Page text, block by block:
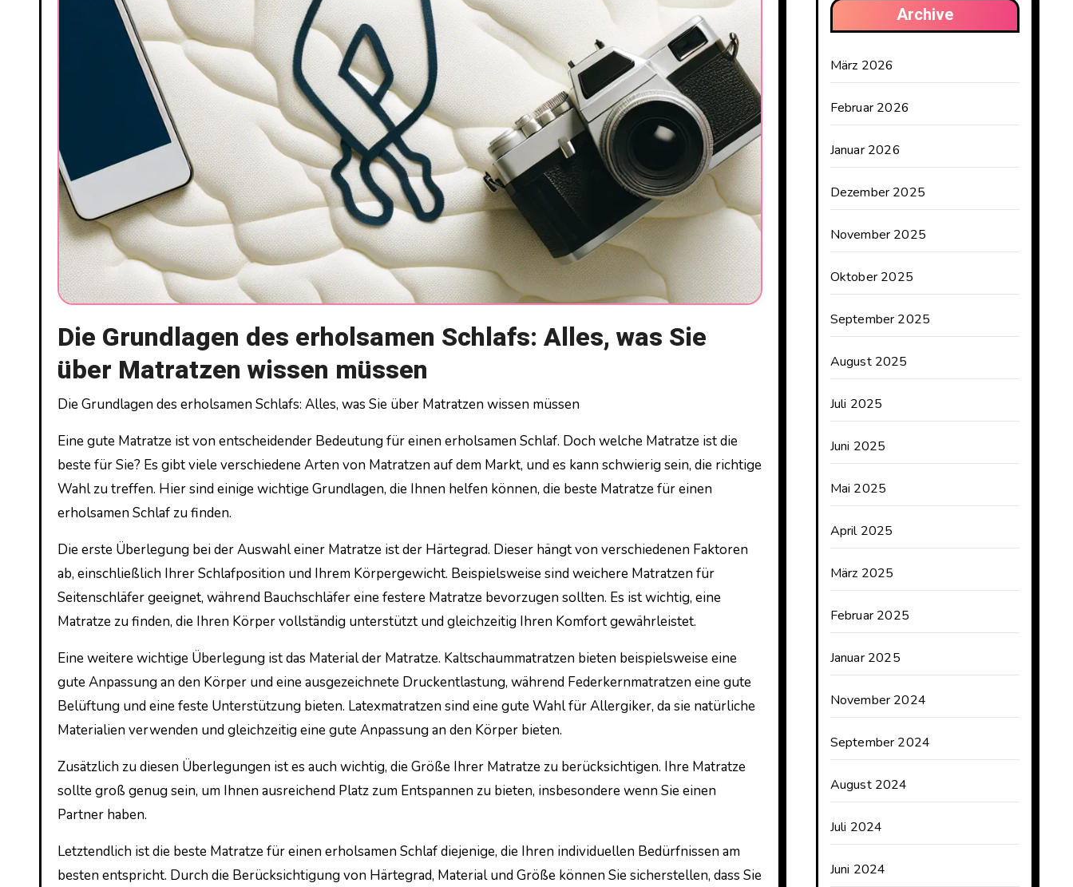
Die Grundlagen des erholsamen Schlafs: Alles, was Sie
über Matratzen wissen müssen
Die Grundlagen des erholsamen Schlafs: Alles, was Sie über Matratzen wissen müssen
Eine gute Matratze ist von entscheidender Bedeutung für einen erholsamen Schlaf. Doch welche Matratze ist die
beste für Sie? Es gibt viele verschiedene Arten von Matratzen auf dem Markt, und es kann schwierig sein, die richtige
Wahl zu treffen. Hier sind einige wichtige Grundlagen, die Ihnen helfen können, die beste Matratze für einen
erholsamen Schlaf zu finden.
Die erste Überlegung bei der Auswahl einer Matratze ist der Härtegrad. Dieser hängt von verschiedenen Faktoren
ab, einschließlich Ihrer Schlafposition und Ihrem Körpergewicht. Beispielsweise sind weichere Matratzen für
Seitenschläfer geeignet, während Bauchschläfer eine festere Matratze bevorzugen sollten. Es ist wichtig, eine
Matratze zu finden, die Ihren Körper vollständig unterstützt und gleichzeitig Ihren Komfort gewährleistet.
Eine weitere wichtige Überlegung ist das Material der Matratze. Kaltschaummatratzen bieten beispielsweise eine
gute Anpassung an den Körper und eine ausgezeichnete Druckentlastung, während Federkernmatratzen eine gute
Belüftung und eine feste Unterstützung bieten. Latexmatratzen sind eine gute Wahl für Allergiker, da sie natürliche
Materialien verwenden und gleichzeitig eine gute Anpassung an den Körper bieten.
Zusätzlich zu diesen Überlegungen ist es auch wichtig, die Größe Ihrer Matratze zu berücksichtigen. Ihre Matratze
sollte groß genug sein, um Ihnen ausreichend Platz zum Entspannen zu bieten, insbesondere wenn Sie einen
Partner haben.
Letztendlich ist die beste Matratze für einen erholsamen Schlaf diejenige, die Ihren individuellen Bedürfnissen am
besten entspricht. Durch die Berücksichtigung von Härtegrad, Material und Größe können Sie sicherstellen, dass Sie
Archive
März 2026
Februar 2026
Januar 2026
Dezember 2025
November 2025
Oktober 2025
September 2025
August 2025
Juli 2025
Juni 2025
Mai 2025
April 2025
März 2025
Februar 2025
Januar 2025
November 2024
September 2024
August 2024
Juli 2024
Juni 2024